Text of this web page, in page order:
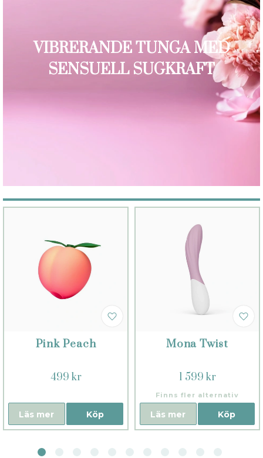
VIBRERANDE TUNGA MED
SENSUELL SUGKRAFT
Pink Peach
499 kr
Köp
Läs mer
Mona Twist
1 599 kr
Finns fler alternativ
Köp
Läs mer